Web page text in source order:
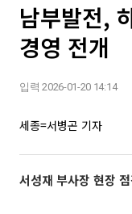
남부발전,
경영 전개
입력 2026-01-20 14:14
세종=서병곤 기자
서성재 부사장 현장